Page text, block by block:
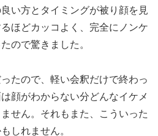
い方とタイミングが被り顔を見
ほどカッコよく、完全にノンケ
ので驚きました。
たので、軽い会釈だけで終わっ
顔がわからない分どんなイケメ
せん。それもまた、こういった
しれません。